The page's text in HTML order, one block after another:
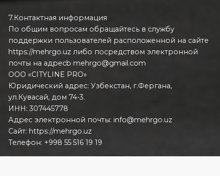
7.Контактная информация
По общим вопросам обращайтесь в службу
поддержки пользователей расположенной на сайте
https://mehrgo.uz либо посредством электронной
почты на адресb mehrgo@gmail.com
OOO «CITYLINE PRO»
Юридический адрес: Узбекстан, г.Фергана,
ул.Кувасай, дом 74-3.
ИНН: 307445778
Адрес электронной почты: info@mehrgo.uz
Сайт: https://mehrgo.uz
Телефон: +998 55 516 19 19